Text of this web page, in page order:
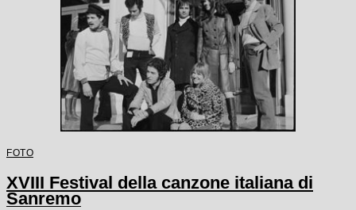
FOTO
XVIII Festival della canzone italiana di
Sanremo